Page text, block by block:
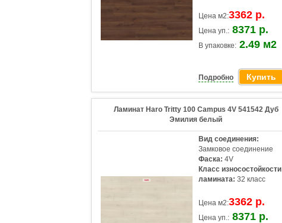
Цена м2:3362 р.
Цена уп.: 8371 р.
В упаковке: 2.49 м2
Подробно Купить
Ламинат Haro Tritty 100 Campus 4V 541542 Дуб
Эмилия белый
Вид соединения:
Замковое соединение
Фаска: 4V
Класс износостойкости
ламината: 32 класс
Цена м2:3362 р.
Цена уп.: 8371 р.